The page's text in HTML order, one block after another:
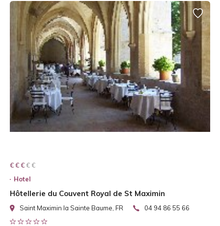
€ € € € €
€ € €
Hotel
Hôtellerie du Couvent Royal de St Maximin
Saint Maximin la Sainte Baume, FR 04 94 86 55 66